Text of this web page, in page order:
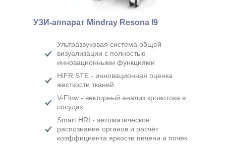
УЗИ-аппарат Mindray Resona I9
Ультразвуковая система общей
визуализации с полностью
инновационными функциями
HiFR STE - инновационная оценка
жесткости тканей
V-Flow - векторный анализ кровотока в
сосудах
Smart HRI - автоматическое
распознание органов и расчёт
коэффициента яркости печени и почек